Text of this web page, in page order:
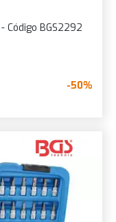
Código BGS2292
-50%